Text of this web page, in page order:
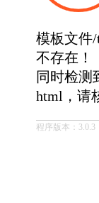
模板文件/
不存在！
同时检测
html，请
程序版本：3.0.3